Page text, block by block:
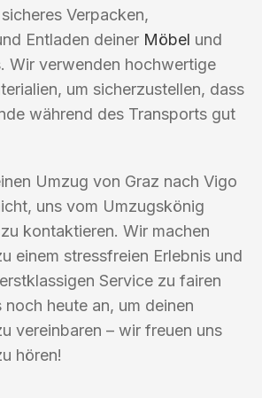
Verpacken,
Entladen deiner Möbel und
Wir verwenden hochwertige
um sicherzustellen, dass
während des Transports gut
Umzug von Graz nach Vigo
uns vom Umzugskönig
kontaktieren. Wir machen
einem stressfreien Erlebnis und
Service zu fairen
noch heute an, um deinen
vereinbaren – wir freuen uns
hören!